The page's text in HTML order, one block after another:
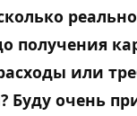
получения
или
Буду очень